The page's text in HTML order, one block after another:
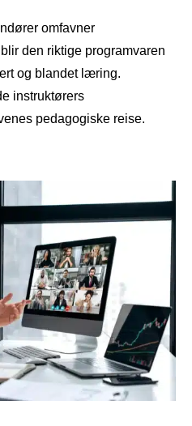
omfavner
den riktige programvaren
og blandet læring.
instruktørers
pedagogiske reise.